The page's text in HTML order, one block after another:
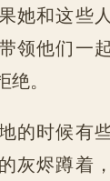
她和这些
领他们一
。
的时候有
灰烬蹲着